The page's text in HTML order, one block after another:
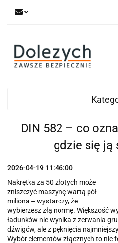
DIN 582 – co
gdzie się ją
2026-04-19 11:46:00
Nakrętka za 50 złotych może
zniszczyć maszynę wartą pół
miliona – wystarczy, że
wybierzesz złą normę. Większość
ładunków nie wynika z zerwania
dźwigów, ale z pęknięcia
Wybór elementów złącznych to nie